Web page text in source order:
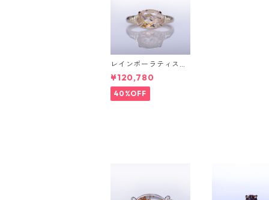
レインボーラティスサ
ンストーン＆ダイヤK1
0リング FATA(ファ
タ）[F019]
¥120,780
40%OFF